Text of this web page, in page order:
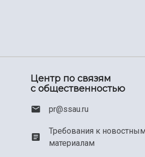
Центр по связям
с общественностью
pr@ssau.ru
Требования к
материалам